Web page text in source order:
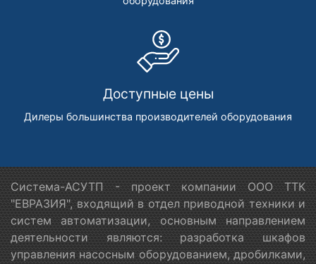
Доступные цены
Дилеры большинства производителей оборудования
Система-АСУТП - проект компании ООО ТТК
"ЕВРАЗИЯ", входящий в отдел приводной техники и
систем автоматизации, основным направлением
деятельности являются: разработка шкафов
управления насосным оборудованием, дробилками,